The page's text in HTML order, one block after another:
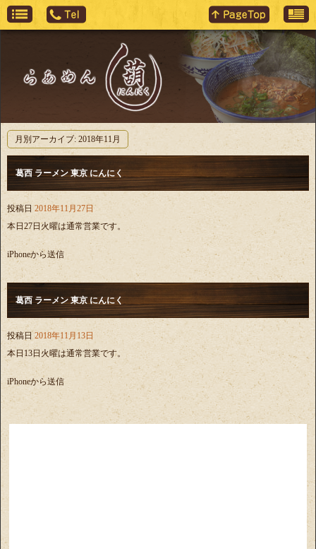
月別アーカイブ: 2018年11月
葛西 ラーメン 東京 にんにく
投稿日 2018年11月27日
本日27日火曜は通常営業です。
iPhoneから送信
葛西 ラーメン 東京 にんにく
投稿日 2018年11月13日
本日13日火曜は通常営業です。
iPhoneから送信